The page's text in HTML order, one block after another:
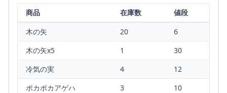
商品 在庫数
値段
木の矢
20
6
木の矢x5
1
30
冷気の実
4
12
ポカポカアゲハ
3
10